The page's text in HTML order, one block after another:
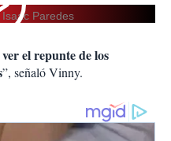
Paredes
el repunte de los
”, señaló Vinny.